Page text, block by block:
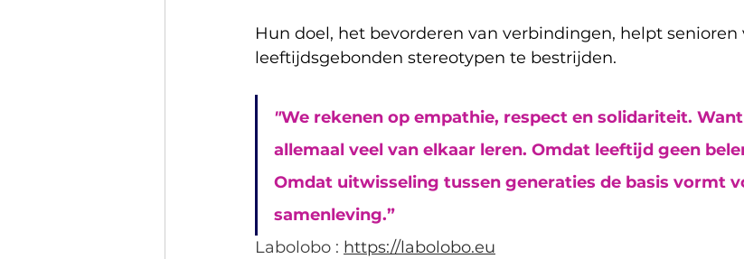
Hun doel, het bevorderen van verbindingen, helpt senioren
leeftijdsgebonden stereotypen te bestrijden.
"We rekenen op empathie, respect en solidariteit.
allemaal veel van elkaar leren. Omdat leeftijd geen
Omdat uitwisseling tussen generaties de basis vormt
samenleving.”
Labolobo : https://labolobo.eu